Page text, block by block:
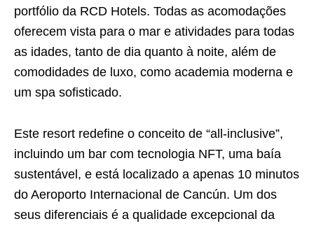
portfólio da RCD Hotels. Todas as acomodações
oferecem vista para o mar e atividades para todas
as idades, tanto de dia quanto à noite, além de
comodidades de luxo, como academia moderna e
um spa sofisticado.
Este resort redefine o conceito de “all-inclusive”,
incluindo um bar com tecnologia NFT, uma baía
sustentável, e está localizado a apenas 10 minutos
do Aeroporto Internacional de Cancún. Um dos
seus diferenciais é a qualidade excepcional da